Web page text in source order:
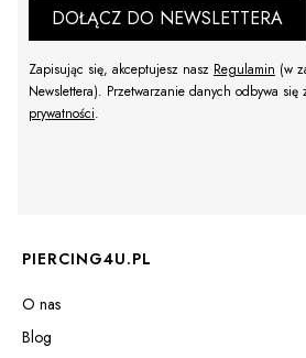
DOŁĄCZ DO NEWSLETTERA
Zapisując się, akceptujesz nasz Regulamin (w
Newslettera). Przetwarzanie danych odbywa
prywatności.
Linki w stopce
PIERCING4U.PL
O nas
Blog